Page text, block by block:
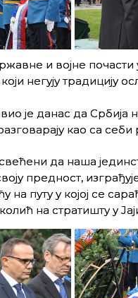
и војне
негују традицију
jе данас да Србиjа
као са себи
да наша
предност,
на путу у коjоj се
на стратишту у